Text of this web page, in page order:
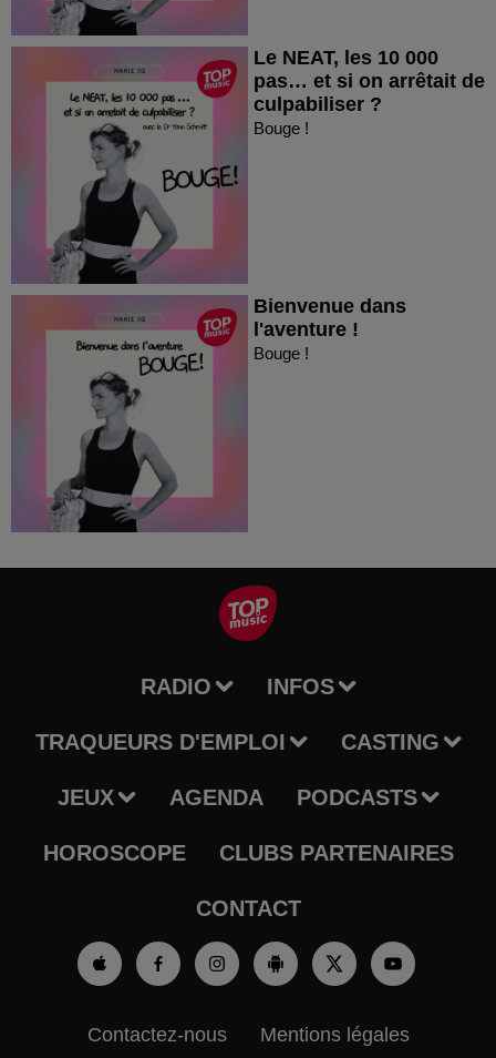
Le NEAT, les 10 000
pas… et si on arrêtait de
culpabiliser ?
Bouge !
Bienvenue dans
l'aventure !
Bouge !
RADIO INFOS
TRAQUEURS D'EMPLOI CASTING
JEUX AGENDA PODCASTS
HOROSCOPE CLUBS PARTENAIRES
CONTACT
Contactez-nous Mentions légales